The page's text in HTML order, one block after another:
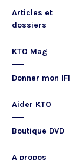
Articles et
dossiers
KTO Mag
Donner mon IFI
Aider KTO
Boutique DVD
A propos